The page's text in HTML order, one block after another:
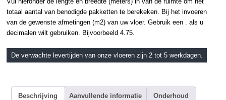
totaal aantal van benodigde pakketten te berekeken. Bij het invoeren
van de gewenste afmetingen (m2) van uw vloer. Gebruik een . als u
decimalen wilt gebruiken. Bijvoorbeeld 4.75.
De verwachte levertijden van onze vloeren zijn 2 tot 5 werkdagen.
Beschrijving Aanvullende informatie Onderhoud